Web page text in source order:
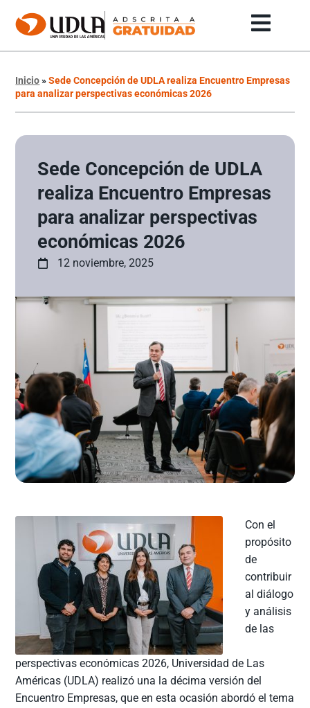
Inicio»Sede Concepción de UDLA realiza Encuentro Empresas
para analizar perspectivas económicas 2026
Sede Concepción de UDLA
realiza Encuentro Empresas
para analizar perspectivas
económicas 2026
12 noviembre, 2025
Con el
propósito
de
contribuir
al diálogo
y análisis
de las
perspectivas económicas 2026, Universidad de Las
Américas (UDLA) realizó una la décima versión del
Encuentro Empresas, que en esta ocasión abordó el tema